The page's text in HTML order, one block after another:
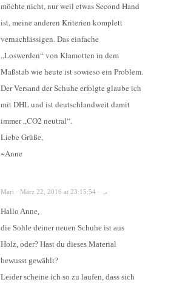
möchte nicht, nur weil etwas Second Hand
ist, meine anderen Kriterien komplett
vernachlässigen. Das einfache
„Loswerden“ von Klamotten in dem
Maßstab wie heute ist sowieso ein Problem.
Der Versand der Schuhe erfolgte glaube ich
mit DHL und ist deutschlandweit damit
immer „CO2 neutral“.
Liebe Grüße,
~Anne
Mari · März 22, 2016 at 23:15:54 · →
Hallo Anne,
die Sohle deiner neuen Schuhe ist aus
Holz, oder? Hast du dieses Material
bewusst gewählt?
Leider scheine ich so zu laufen, dass sich